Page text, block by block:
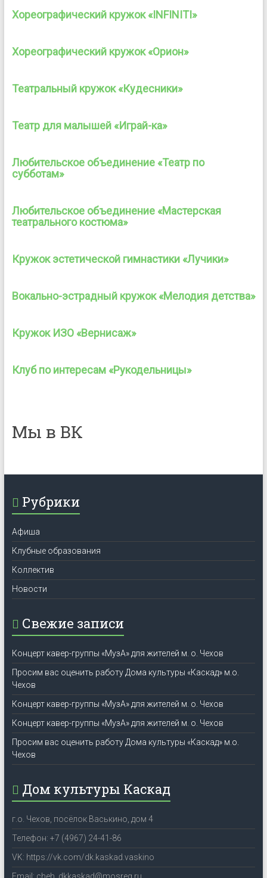
Хореографический кружок «INFINITI»
Хореографический кружок «Орион»
Театральный кружок «Кудесники»
Театр для малышей «Играй-ка»
Любительское объединение «Театр по
субботам»
Любительское объединение «Мастерская
театрального костюма»
Кружок эстетической гимнастики «Лучики»
Вокально-эстрадный кружок «Мелодия детства»
Кружок ИЗО «Вернисаж»
Клуб по интересам «Рукодельницы»
Мы в ВК
Рубрики
Афиша
Клубные образования
Коллектив
Новости
Свежие записи
Концерт кавер-группы «МузА» для жителей м. о. Чехов
Просим вас оценить работу Дома культуры «Каскад» м.о.
Чехов
Концерт кавер-группы «МузА» для жителей м. о. Чехов
Концерт кавер-группы «МузА» для жителей м. о. Чехов
Просим вас оценить работу Дома культуры «Каскад» м.о.
Чехов
Дом культуры Каскад
г.о. Чехов, посёлок Васькино, дом 4
Телефон: +7 (4967) 24-41-86
VK: https://vk.com/dk.kaskad.vaskino